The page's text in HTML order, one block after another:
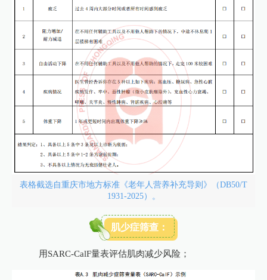
表格截选自重庆市地方标准《老年人营养补充导则》（DB50/T
1931-2025）。
肌少症筛查：
用SARC-CalF量表评估肌肉减少风险；